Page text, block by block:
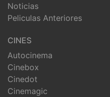
Noticias
Peliculas Anteriores
CINES
Autocinema
Cinebox
Cinedot
Cinemagic